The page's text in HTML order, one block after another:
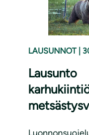
LAUSUNNOT
Lausunto